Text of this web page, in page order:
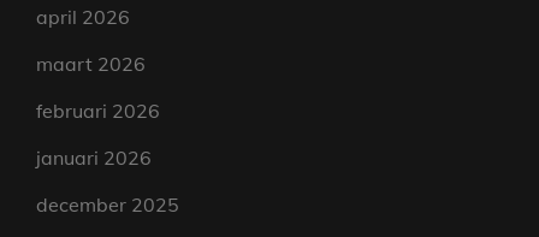
april 2026
maart 2026
februari 2026
januari 2026
december 2025